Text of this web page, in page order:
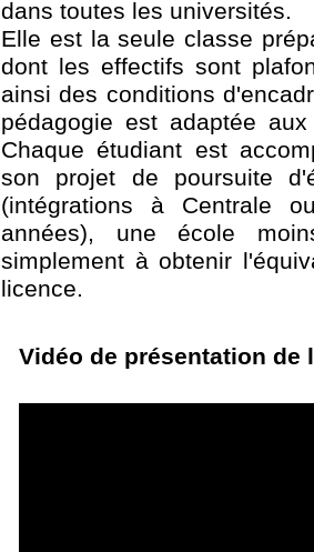
dans toutes les universités.
Elle est la seule classe
dont les effectifs sont
ainsi des conditions
pédagogie est adaptée
Chaque étudiant est
son projet de poursuite
(intégrations à Centrale
années), une école
simplement à obtenir
licence.
Vidéo de présentation de